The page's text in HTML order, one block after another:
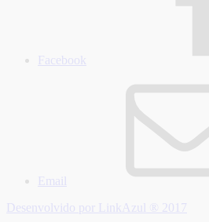
Facebook
Email
Desenvolvido por LinkAzul ® 2017